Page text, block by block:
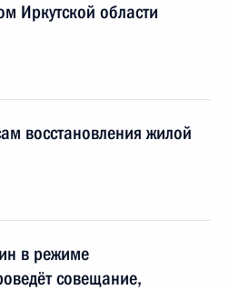
Иркутской области
восстановления жилой
в режиме
совещание,